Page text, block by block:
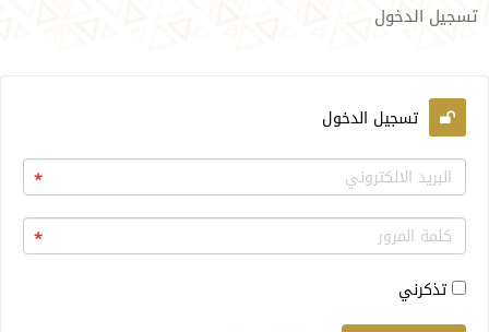
تسجيل الدخول
تسجيل الدخول
*
*
تذكرني